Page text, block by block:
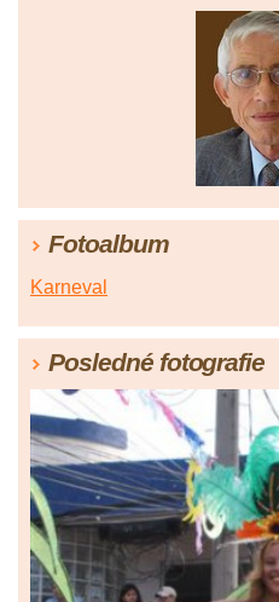
Fotoalbum
Karneval
Posledné fotografie